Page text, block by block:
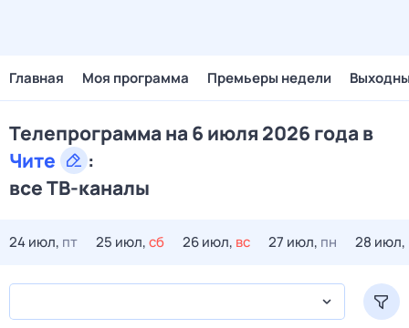
Главная Моя программа Премьеры недели
Телепрограмма на 6 июля 2026 года в
Чите
:
все ТВ-каналы
24 июл, пт 25 июл,сб 26 июл, вс 27 июл, пн 28 июл,